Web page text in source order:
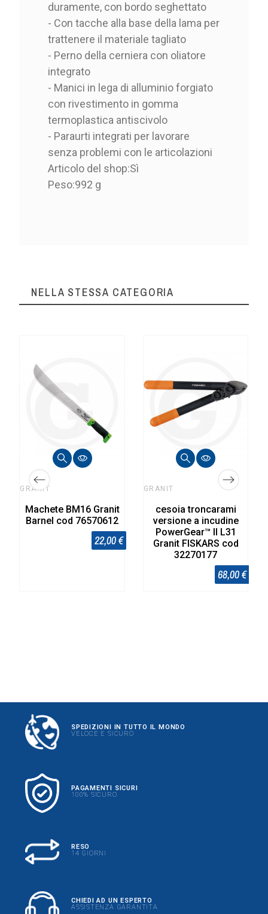
duramente, con bordo seghettato
- Con tacche alla base della lama per
trattenere il materiale tagliato
- Perno della cerniera con oliatore
integrato
- Manici in lega di alluminio forgiato
con rivestimento in gomma
termoplastica antiscivolo
- Paraurti integrati per lavorare
senza problemi con le articolazioni
Articolo del shop:Sì
Peso:992 g
NELLA STESSA CATEGORIA
GRANIT
Machete BM16 Granit
Barnel cod 76570612
22,00 €
GRANIT
cesoia troncarami
versione a incudine
PowerGear™ II L31
Granit FISKARS cod
32270177
68,00 €
SPEDIZIONI IN TUTTO IL MONDO
VELOCE E SICURO
PAGAMENTI SICURI
100% SICURO
RESO
14 GIORNI
CHIEDI AD UN ESPERTO
ASSISTENZA GARANTITA